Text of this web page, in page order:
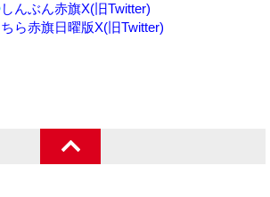
しんぶん赤旗X(旧Twitter)
ら赤旗日曜版X(旧Twitter)